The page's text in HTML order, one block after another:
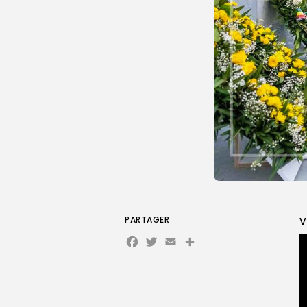
PARTAGER
Facebook
Twitter
Email